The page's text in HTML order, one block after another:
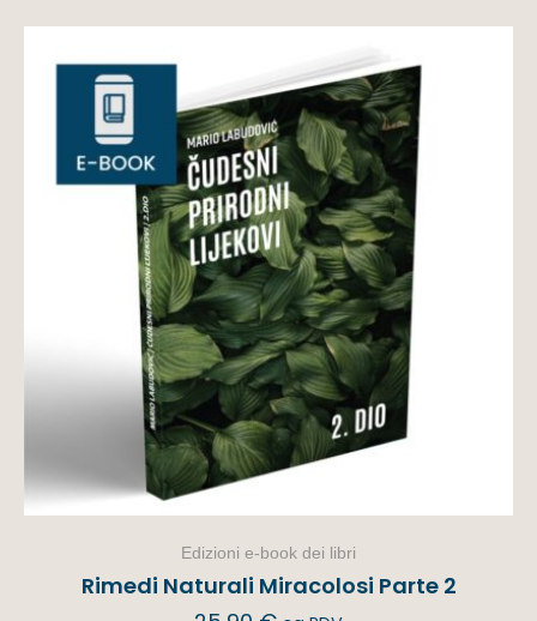
Edizioni e-book dei libri
Rimedi Naturali Miracolosi Parte 2